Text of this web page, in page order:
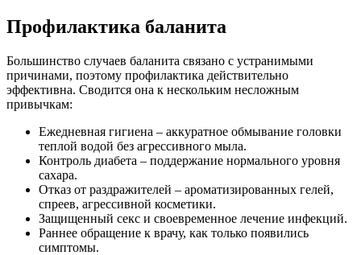
Профилактика баланита
Большинство случаев баланита связано с устранимыми
причинами, поэтому профилактика действительно
эффективна. Сводится она к нескольким несложным
привычкам:
Ежедневная гигиена – аккуратное обмывание головки
теплой водой без агрессивного мыла.
Контроль диабета – поддержание нормального уровня
сахара.
Отказ от раздражителей – ароматизированных гелей,
спреев, агрессивной косметики.
Защищенный секс и своевременное лечение инфекций.
Раннее обращение к врачу, как только появились
симптомы.